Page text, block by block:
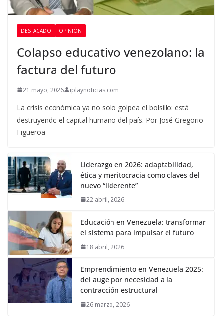
DESTACADO OPINIÓN
Colapso educativo venezolano: la
factura del futuro
21 mayo, 2026 iplaynoticias.com
La crisis económica ya no solo golpea el bolsillo: está
destruyendo el capital humano del país. Por José Gregorio
Figueroa
Liderazgo en 2026: adaptabilidad,
ética y meritocracia como claves del
nuevo “liderente”
22 abril, 2026
Educación en Venezuela: transformar
el sistema para impulsar el futuro
18 abril, 2026
Emprendimiento en Venezuela 2025:
del auge por necesidad a la
contracción estructural
26 marzo, 2026